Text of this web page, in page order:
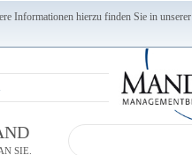
Informationen hierzu finden Sie in unserer
SIE.